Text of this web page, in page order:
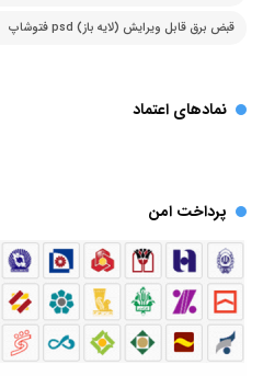
قبض برق قابل ویرایش (لایه باز) psd فتوشاپ
نمادهای اعتماد
پرداخت امن